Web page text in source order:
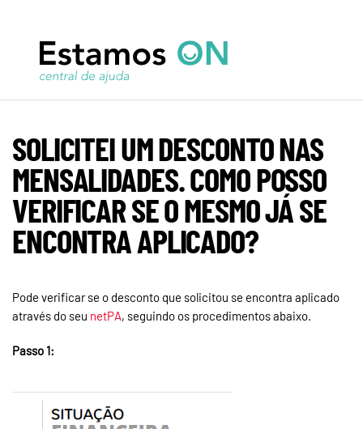
SOLICITEI UM DESCONTO NAS
MENSALIDADES. COMO POSSO
VERIFICAR SE O MESMO JÁ SE
ENCONTRA APLICADO?
Pode verificar se o desconto que solicitou se encontra aplicado
através do seu netPA, seguindo os procedimentos abaixo.
Passo 1: